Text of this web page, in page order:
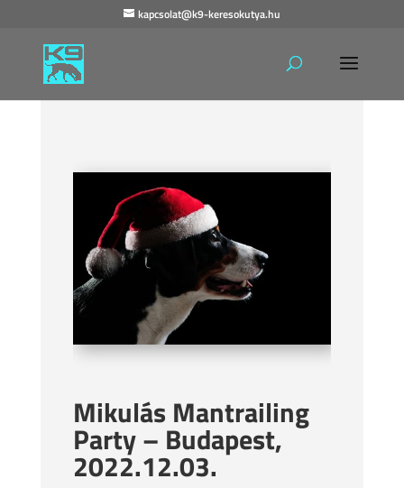
kapcsolat@k9-keresokutya.hu
Mikulás Mantrailing
Party – Budapest,
2022.12.03.